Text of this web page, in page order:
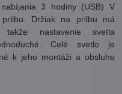
3 hodiny (USB) V
Držiak na prilbu má
nastavenie svetla
Celé svetlo je
k jeho montáži a obsluhe